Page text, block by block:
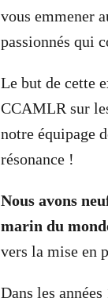
vous emmener
passionnés qui
Le but de cette
CCAMLR sur
notre équipage
résonance !
Nous avons
marin du
vers la mise en
Dans les